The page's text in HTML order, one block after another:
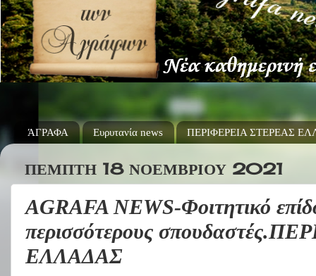
ΆΓΡΑΦΑ Ευρυτανία news ΠΕΡΙΦΕΡΕΙΑ ΣΤΕΡΕΑΣ
ΠΈΜΠΤΗ 18 ΝΟΕΜΒΡΊΟΥ 2021
AGRAFA NEWS-Φοιτητικό
περισσότερους
ΕΛΛΑΔΑΣ